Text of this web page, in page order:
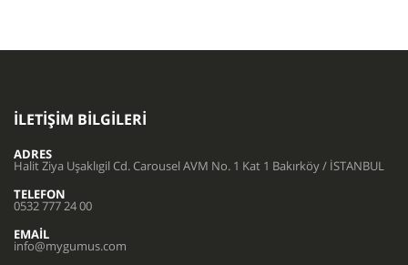
İLETIŞIM BILGILERI
ADRES
Halit Ziya Uşaklıgil Cd. Carousel AVM No. 1 Kat 1 Bakırköy / İSTANBUL
TELEFON
0532 777 24 00
EMAIL
info@mygumus.com